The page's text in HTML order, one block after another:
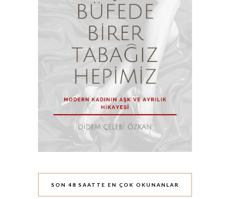
SON 48 SAATTE EN ÇOK OKUNANLAR